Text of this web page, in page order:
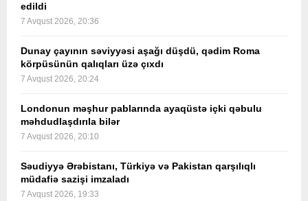
edildi
7 Avqust 2026, 20:36
Dunay çayının səviyyəsi aşağı düşdü, qədim Roma
körpüsünün qalıqları üzə çıxdı
7 Avqust 2026, 20:24
Londonun məşhur pablarında ayaqüstə içki qəbulu
məhdudlaşdırıla bilər
7 Avqust 2026, 20:10
Səudiyyə Ərəbistanı, Türkiyə və Pakistan qarşılıqlı
müdafiə sazişi imzaladı
7 Avqust 2026, 19:33